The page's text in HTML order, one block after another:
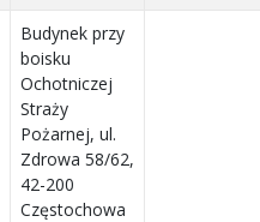
Budynek przy
boisku
Ochotniczej
Straży
Pożarnej, ul.
Zdrowa 58/62,
42-200
Częstochowa